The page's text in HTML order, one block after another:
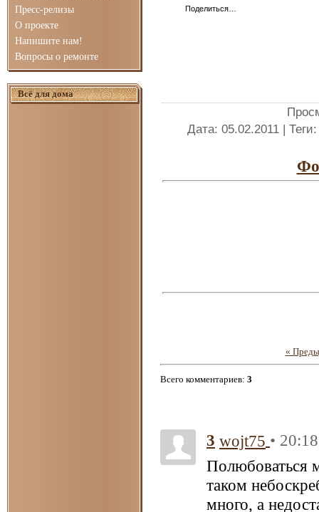
Пресс-релизы
О проекте
Напишите нам!
Вопросы о ремонте
Всё для дома
Поделиться…
Дата: 05.02.2011 | Теги
«
Всего комментариев: 3
3 wojt75 •
Полюбоваться
таком
много, а